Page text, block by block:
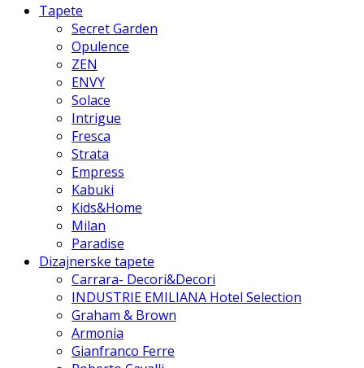
Tapete
Secret Garden
Opulence
ZEN
ENVY
Solace
Intrigue
Fresca
Strata
Empress
Kabuki
Kids&Home
Milan
Paradise
Dizajnerske tapete
Carrara- Decori&Decori
INDUSTRIE EMILIANA Hotel Selection
Graham & Brown
Armonia
Gianfranco Ferre